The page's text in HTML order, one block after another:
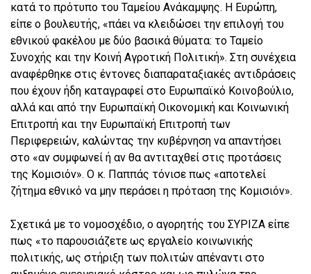
κατά το πρότυπο του Ταμείου Ανάκαμψης. Η Ευρώπη,
είπε ο βουλευτής, «πάει να κλειδώσει την επιλογή του
εθνικού φακέλου με δύο βασικά θύματα: το Ταμείο
Συνοχής και την Κοινή Αγροτική Πολιτική». Στη συνέχεια
αναφέρθηκε στις έντονες διαπαραταξιακές αντιδράσεις
που έχουν ήδη καταγραφεί στο Ευρωπαϊκό Κοινοβούλιο,
αλλά και από την Ευρωπαϊκή Οικονομική και Κοινωνική
Επιτροπή και την Ευρωπαϊκή Επιτροπή των
Περιφερειών, καλώντας την κυβέρνηση να απαντήσει
στο «αν συμφωνεί ή αν θα αντιταχθεί στις προτάσεις
της Κομισιόν». Ο κ. Παππάς τόνισε πως «αποτελεί
ζήτημα εθνικό να μην περάσει η πρόταση της Κομισιόν».
Σχετικά με το νομοσχέδιο, ο αγορητής του ΣΥΡΙΖΑ είπε
πως «το παρουσιάζετε ως εργαλείο κοινωνικής
πολιτικής, ως στήριξη των πολιτών απέναντι στο